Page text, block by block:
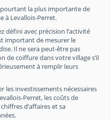
la plus importante de
à Levallois-Perret.
défini avec précision l’activité
important de mesurer le
Il ne sera peut-être pas
de coiffure dans votre village s’il
à remplir leurs
les investissements nécessaires
Perret, les coûts de
d’affaires et sa